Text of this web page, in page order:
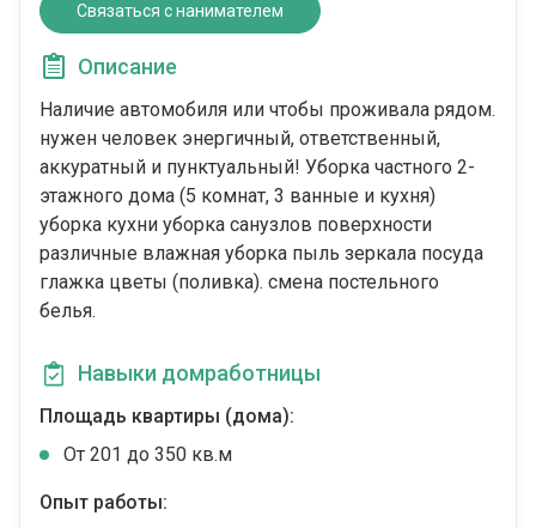
Связаться с нанимателем
Описание
Наличие автомобиля или чтобы проживала рядом.
нужен человек энергичный, ответственный,
аккуратный и пунктуальный! Уборка частного 2-
этажного дома (5 комнат, 3 ванные и кухня)
уборка кухни уборка санузлов поверхности
различные влажная уборка пыль зеркала посуда
глажка цветы (поливка). смена постельного
белья.
Навыки домработницы
Площадь квартиры (дома):
От 201 до 350 кв.м
Опыт работы: